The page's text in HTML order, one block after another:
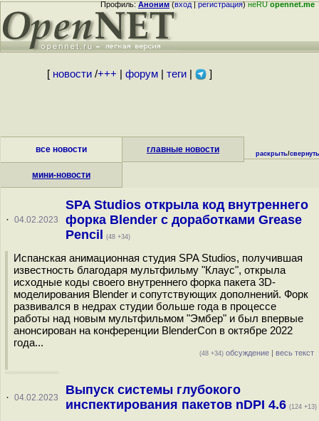
Профиль:Аноним(вход|регистрация)неRUopennet.me
[ новости/+++ форум| теги| ]
все новости главные новости
мини-новости
раскрыть/свернуть
· 04.02.2023
SPA Studios открыла код внутреннего
форка Blender с доработками Grease
Pencil
(48 +34)
Испанская анимационная студия SPA Studios, получившая
известность благодаря мультфильму "Клаус", открыла
исходные коды своего внутреннего форка пакета 3D-
моделирования Blender и сопутствующих дополнений. Форк
развивался в недрах студии больше года в процессе
работы над новым мультфильмом "Эмбер" и был впервые
анонсирован на конференции BlenderCon в октябре 2022
года...
(48 +34) обсуждение | весь текст
· 04.02.2023
Выпуск системы глубокого
инспектирования пакетов nDPI 4.6 (124 +13)